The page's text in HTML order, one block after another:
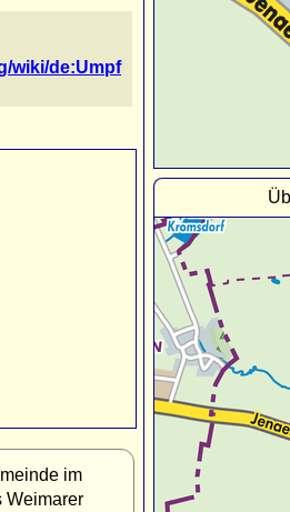
wiki/de:Umpf
im
Weimarer